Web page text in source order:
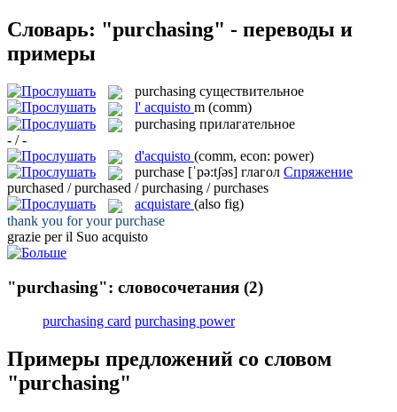
Словарь: "purchasing" - переводы и
примеры
purchasing существительное
l' acquisto m (comm)
purchasing прилагательное
- / -
d'acquisto (comm, econ: power)
purchase [ˈpə:tʃəs] глагол Спряжение
purchased / purchased / purchasing / purchases
acquistare (also fig)
thank you for yourpurchase
grazie per il Suo acquisto
"purchasing": словосочетания (2)
purchasing card purchasing power
Примеры предложений со словом
"purchasing"